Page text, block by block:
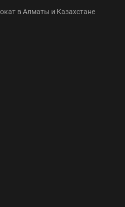
в Алматы и Казахстане